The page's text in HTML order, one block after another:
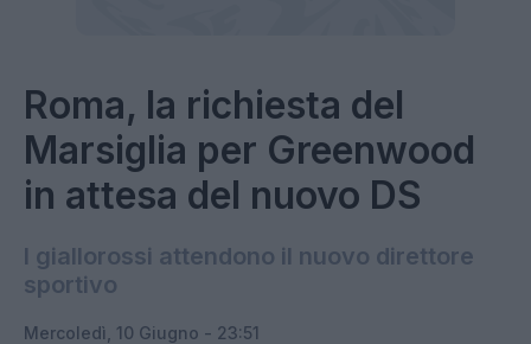
Roma, la richiesta del
Marsiglia per Greenwood
in attesa del nuovo DS
I giallorossi attendono il nuovo direttore
sportivo
Mercoledì, 10 Giugno - 23:51